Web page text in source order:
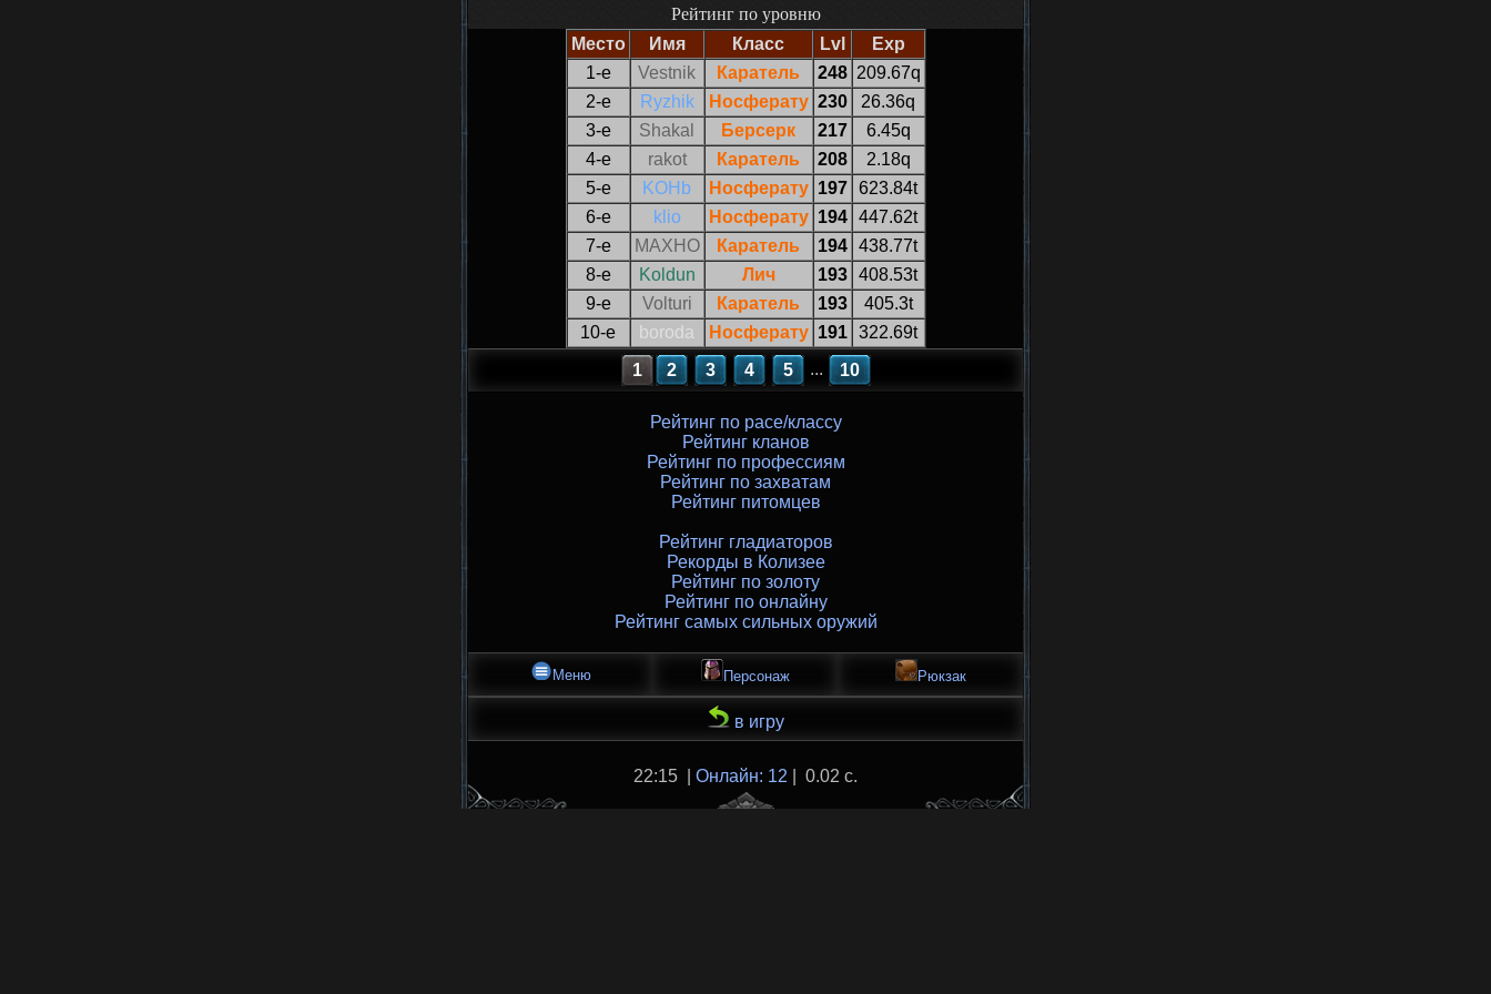
Рейтинг по уровню
Место
Имя Класс Lvl
Exp
1-е
Vestnik Каратель 248 209.67q
2-е
Ryzhik Носферату 230
26.36q
3-е
Shakal Берсерк 217
6.45q
4-е
rakot Каратель 208
2.18q
5-е
KOHb Носферату 197
623.84t
6-е
klio Носферату 194
447.62t
7-е
MAXHO Каратель 194
438.77t
8-е
Koldun Лич 193
408.53t
9-е
Volturi Каратель 193
405.3t
10-е
boroda Носферату 191
322.69t
1
2 3 4 5 ... 10
Рейтинг по расе/классу
Рейтинг кланов
Рейтинг по профессиям
Рейтинг по захватам
Рейтинг питомцев
Рейтинг гладиаторов
Рекорды в Колизее
Рейтинг по золоту
Рейтинг по онлайну
Рейтинг самых сильных оружий
Меню Персонаж Рюкзак
в игру
22:15 | Онлайн: 12 | 0.02 с.